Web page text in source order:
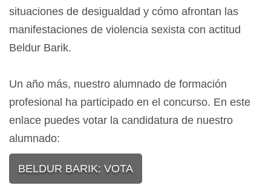
situaciones de desigualdad y cómo afrontan las
manifestaciones de violencia sexista con actitud
Beldur Barik.
Un año más, nuestro alumnado de formación
profesional ha participado en el concurso. En este
enlace puedes votar la candidatura de nuestro
alumnado:
BELDUR BARIK: VOTA